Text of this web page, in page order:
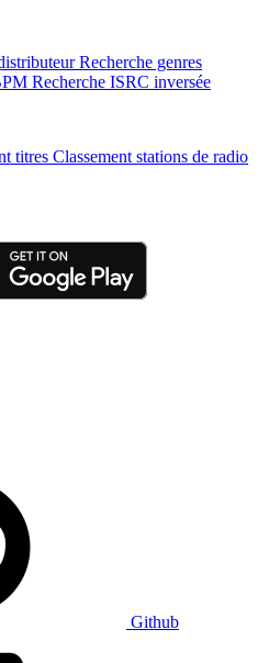
Recherche genres
Recherche ISRC inversée
titres Classement stations de radio
Github